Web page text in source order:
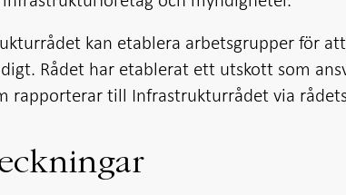
kan etablera arbetsgrupper för
Rådet har etablerat ett utskott som
rapporterar till Infrastrukturrådet via